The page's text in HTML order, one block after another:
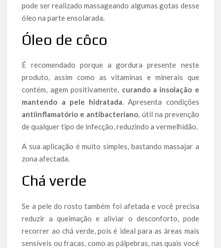
pode ser realizado massageando algumas gotas desse
óleo na parte ensolarada.
Óleo de côco
É recomendado porque a gordura presente neste
produto, assim como as vitaminas e minerais que
contém, agem positivamente, curando a insolação e
mantendo a pele hidratada. Apresenta condições
antiinflamatório e antibacteriano, útil na prevenção
de qualquer tipo de infecção, reduzindo a vermelhidão.
A sua aplicação é muito simples, bastando massajar a
zona afectada.
Chá verde
Se a pele do rosto também foi afetada e você precisa
reduzir a queimação e aliviar o desconforto, pode
recorrer ao chá verde, pois é ideal para as áreas mais
sensíveis ou fracas, como as pálpebras, nas quais você